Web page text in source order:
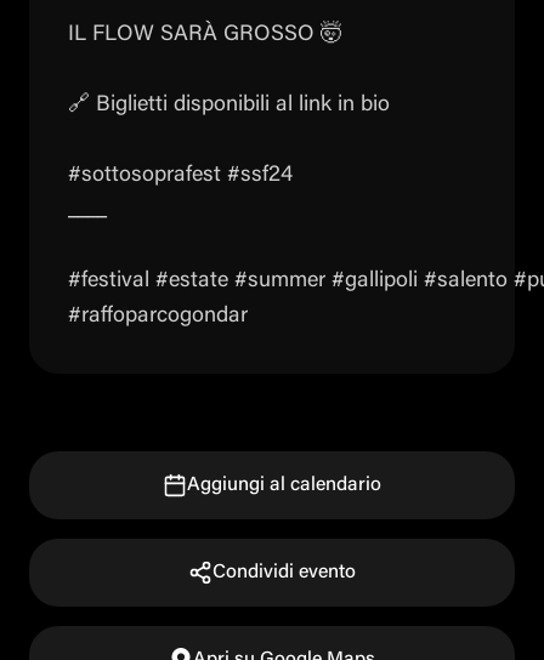
IL FLOW SARÀ GROSSO 🤯
🔗 Biglietti disponibili al link in bio
#sottosoprafest #ssf24
____
#festival #estate #summer #gallipoli #salento
#raffoparcogondar
Aggiungi al calendario
Condividi evento